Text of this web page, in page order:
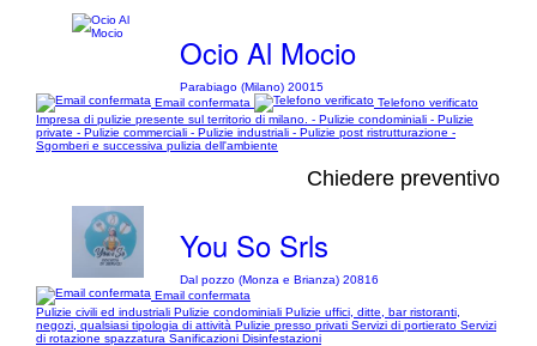
Ocio Al Mocio
Parabiago (Milano) 20015
Email confermata
Telefono verificato
Impresa di pulizie presente sul territorio di milano. - Pulizie condominiali - Pulizie
private - Pulizie commerciali - Pulizie industriali - Pulizie post ristrutturazione -
Sgomberi e successiva pulizia dell'ambiente
Chiedere preventivo
You So Srls
Dal pozzo (Monza e Brianza) 20816
Email confermata
Pulizie civili ed industriali Pulizie condominiali Pulizie uffici, ditte, bar ristoranti,
negozi, qualsiasi tipologia di attività Pulizie presso privati Servizi di portierato Servizi
di rotazione spazzatura Sanificazioni Disinfestazioni